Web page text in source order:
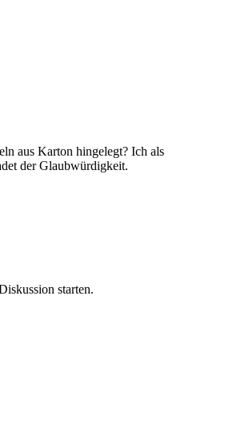
aus Karton hingelegt? Ich als
der Glaubwürdigkeit.
starten.